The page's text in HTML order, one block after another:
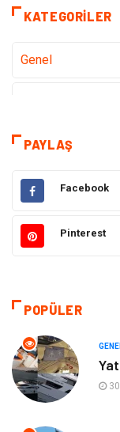
KATEGORILER
Genel
Teknoloji & İnternet
Elektrik &
Güzellik ve Bakım
Makine
Eğitim ve Kariyer
Gıda
Spor
PAYLAŞ
Facebook
Pinterest
POPÜLER
30